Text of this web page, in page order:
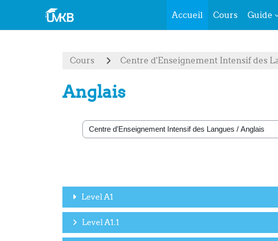
Accueil Cours Guide
Cours Centre d'Enseignement Intensif des
Anglais
Catégories de cours
Level A1
Level A1.1